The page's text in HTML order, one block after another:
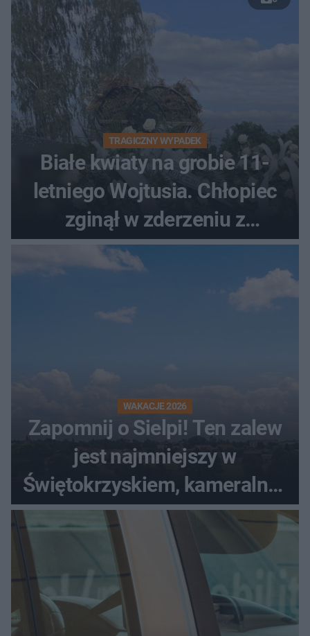
TRAGICZNY WYPADEK
Białe kwiaty na grobie 11-
letniego Wojtusia. Chłopiec
zginął w zderzeniu z
kombajnem
WAKACJE 2026
Zapomnij o Sielpi! Ten zalew
jest najmniejszy w
Świętokrzyskiem, kameralny i
bez tłumów